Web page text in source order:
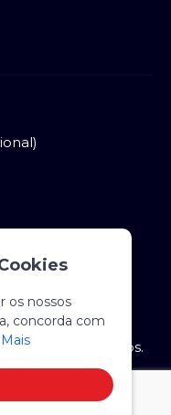
os nossos
concorda com
e das 14:00 às
direitos reservados.